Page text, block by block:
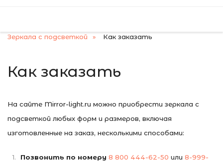
Зеркала с подсветкой Как заказать
Как заказать
На сайте Mirror-light.ru можно приобрести зеркала с
подсветкой любых форм и размеров, включая
изготовленные на заказ, несколькими способами:
Позвонить по номеру 8 800 444-62-50 или 8-999-